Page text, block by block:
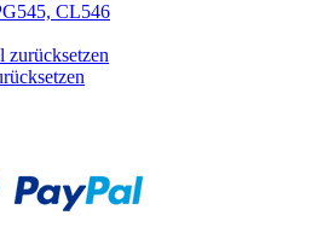
CL546
zurücksetzen